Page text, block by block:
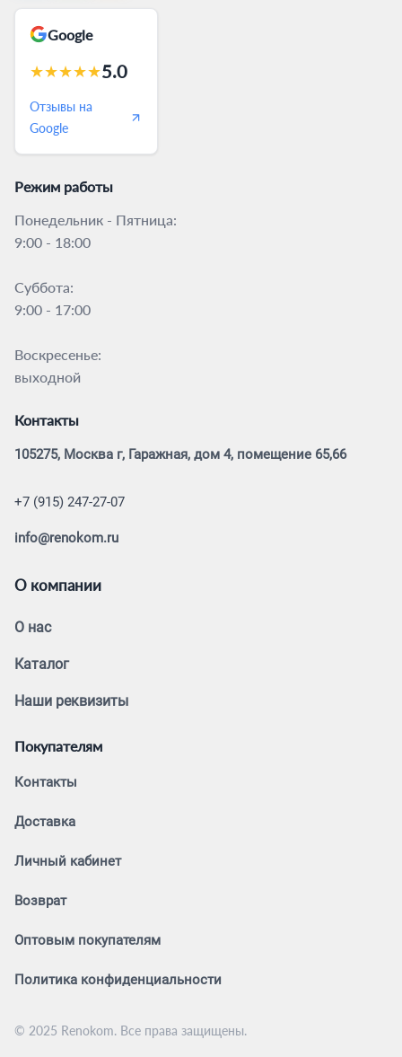
Google
★★★★★5.0
Отзывы на
Google
Режим работы
Понедельник - Пятница:
9:00 - 18:00
Суббота:
9:00 - 17:00
Воскресенье:
выходной
Контакты
105275, Москва г, Гаражная, дом 4, помещение 65,66
+7 (915) 247-27-07
info@renokom.ru
О компании
О нас
Каталог
Наши реквизиты
Покупателям
Контакты
Доставка
Личный кабинет
Возврат
Оптовым покупателям
Политика конфиденциальности
© 2025 Renokom. Все права защищены.